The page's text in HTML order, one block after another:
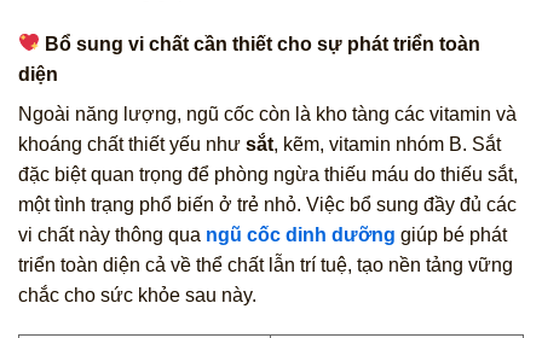
Bổ sung vi chất cần thiết cho sự phát triển toàn
diện
Ngoài năng lượng, ngũ cốc còn là kho tàng các vitamin và
khoáng chất thiết yếu như sắt, kẽm, vitamin nhóm B. Sắt
đặc biệt quan trọng để phòng ngừa thiếu máu do thiếu sắt,
một tình trạng phổ biến ở trẻ nhỏ. Việc bổ sung đầy đủ các
vi chất này thông qua ngũ cốc dinh dưỡng giúp bé phát
triển toàn diện cả về thể chất lẫn trí tuệ, tạo nền tảng vững
chắc cho sức khỏe sau này.